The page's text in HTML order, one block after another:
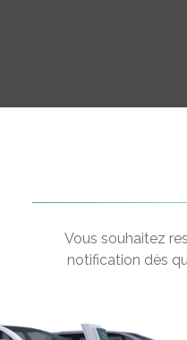
Vous souhaitez
notification dès